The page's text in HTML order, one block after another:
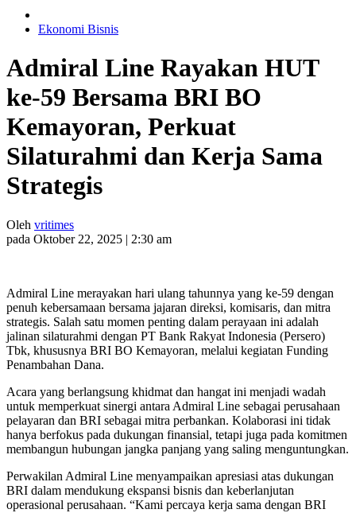
Ekonomi Bisnis
Admiral Line Rayakan HUT
ke-59 Bersama BRI BO
Kemayoran, Perkuat
Silaturahmi dan Kerja Sama
Strategis
Oleh vritimes
pada Oktober 22, 2025 | 2:30 am
Admiral Line merayakan hari ulang tahunnya yang ke-59 dengan
penuh kebersamaan bersama jajaran direksi, komisaris, dan mitra
strategis. Salah satu momen penting dalam perayaan ini adalah
jalinan silaturahmi dengan PT Bank Rakyat Indonesia (Persero)
Tbk, khususnya BRI BO Kemayoran, melalui kegiatan Funding
Penambahan Dana.
Acara yang berlangsung khidmat dan hangat ini menjadi wadah
untuk memperkuat sinergi antara Admiral Line sebagai perusahaan
pelayaran dan BRI sebagai mitra perbankan. Kolaborasi ini tidak
hanya berfokus pada dukungan finansial, tetapi juga pada komitmen
membangun hubungan jangka panjang yang saling menguntungkan.
Perwakilan Admiral Line menyampaikan apresiasi atas dukungan
BRI dalam mendukung ekspansi bisnis dan keberlanjutan
operasional perusahaan. “Kami percaya kerja sama dengan BRI